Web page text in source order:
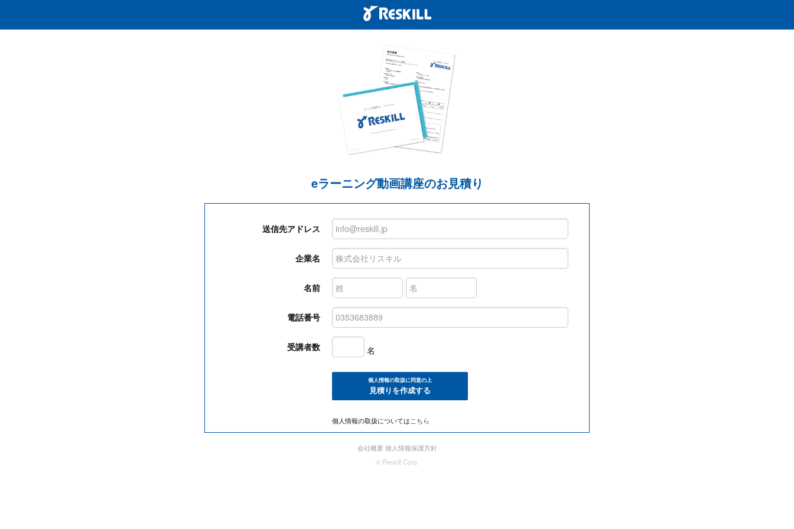
eラーニング動画講座のお見積り
送信先アドレス
企業名
名前
電話番号
受講者数 名
個人情報の取扱に同意の上
見積りを作成する
個人情報の取扱についてはこちら
会社概要 個人情報保護方針
© Reskill Corp.